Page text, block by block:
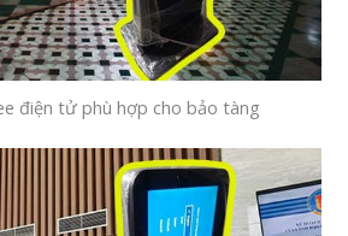
điện tử phù hợp cho bảo tàng